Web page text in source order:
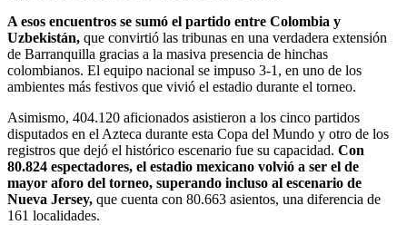
A esos encuentros se sumó el partido entre Colombia y
Uzbekistán, que convirtió las tribunas en una verdadera extensión
de Barranquilla gracias a la masiva presencia de hinchas
colombianos. El equipo nacional se impuso 3-1, en uno de los
ambientes más festivos que vivió el estadio durante el torneo.
Asimismo, 404.120 aficionados asistieron a los cinco partidos
disputados en el Azteca durante esta Copa del Mundo y otro de los
registros que dejó el histórico escenario fue su capacidad. Con
80.824 espectadores, el estadio mexicano volvió a ser el de
mayor aforo del torneo, superando incluso al escenario de
Nueva Jersey, que cuenta con 80.663 asientos, una diferencia de
161 localidades.